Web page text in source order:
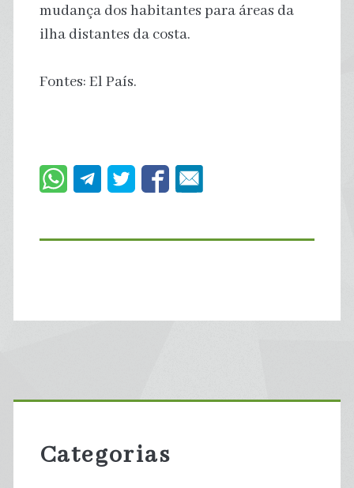
mudança dos habitantes para áreas da
ilha distantes da costa.
Fontes: El País.
Primary
Sidebar
Categorias